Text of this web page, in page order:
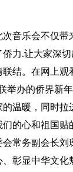
音乐会不仅带
力.让大家深
结。在网上观
举办的侨界新
温暖，同时拉
的心和祖国贴
常务副会长刘
彰显中华文化